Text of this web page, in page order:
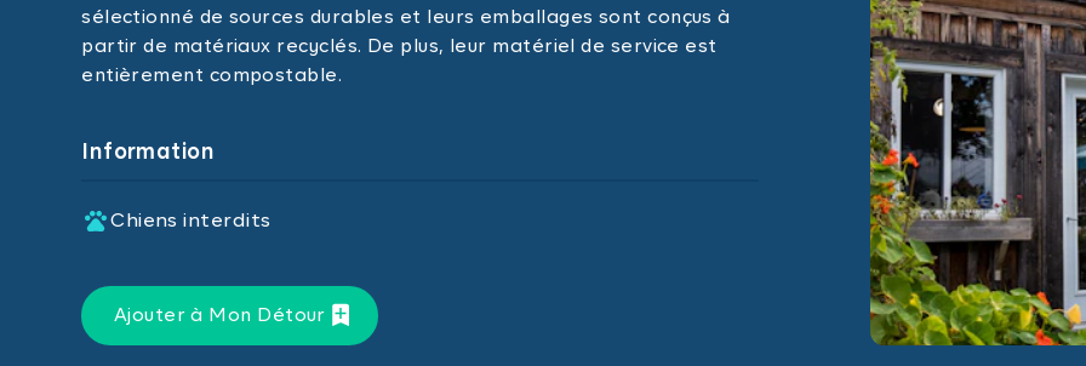
sélectionné de sources durables et leurs emballages sont conçus à
partir de matériaux recyclés. De plus, leur matériel de service est
entièrement compostable.
Information
Chiens interdits
Ajouter à Mon Détour